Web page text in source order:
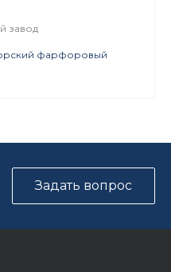
завод
фарфоровый
Задать вопрос